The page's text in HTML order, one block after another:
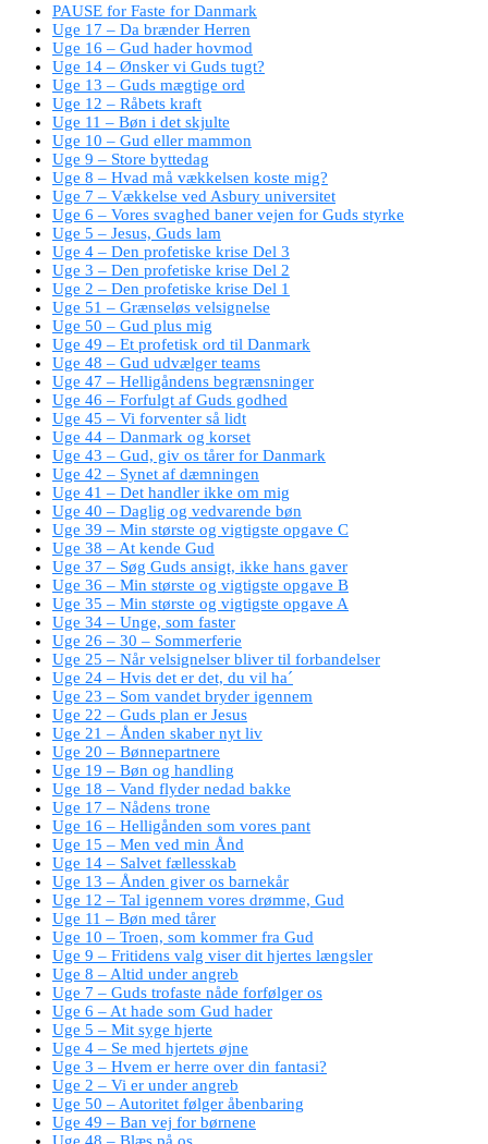
PAUSE for Faste for Danmark
Uge 17 – Da brænder Herren
Uge 16 – Gud hader hovmod
Uge 14 – Ønsker vi Guds tugt?
Uge 13 – Guds mægtige ord
Uge 12 – Råbets kraft
Uge 11 – Bøn i det skjulte
Uge 10 – Gud eller mammon
Uge 9 – Store byttedag
Uge 8 – Hvad må vækkelsen koste mig?
Uge 7 – Vækkelse ved Asbury universitet
Uge 6 – Vores svaghed baner vejen for Guds styrke
Uge 5 – Jesus, Guds lam
Uge 4 – Den profetiske krise Del 3
Uge 3 – Den profetiske krise Del 2
Uge 2 – Den profetiske krise Del 1
Uge 51 – Grænseløs velsignelse
Uge 50 – Gud plus mig
Uge 49 – Et profetisk ord til Danmark
Uge 48 – Gud udvælger teams
Uge 47 – Helligåndens begrænsninger
Uge 46 – Forfulgt af Guds godhed
Uge 45 – Vi forventer så lidt
Uge 44 – Danmark og korset
Uge 43 – Gud, giv os tårer for Danmark
Uge 42 – Synet af dæmningen
Uge 41 – Det handler ikke om mig
Uge 40 – Daglig og vedvarende bøn
Uge 39 – Min største og vigtigste opgave C
Uge 38 – At kende Gud
Uge 37 – Søg Guds ansigt, ikke hans gaver
Uge 36 – Min største og vigtigste opgave B
Uge 35 – Min største og vigtigste opgave A
Uge 34 – Unge, som faster
Uge 26 – 30 – Sommerferie
Uge 25 – Når velsignelser bliver til forbandelser
Uge 24 – Hvis det er det, du vil ha´
Uge 23 – Som vandet bryder igennem
Uge 22 – Guds plan er Jesus
Uge 21 – Ånden skaber nyt liv
Uge 20 – Bønnepartnere
Uge 19 – Bøn og handling
Uge 18 – Vand flyder nedad bakke
Uge 17 – Nådens trone
Uge 16 – Helligånden som vores pant
Uge 15 – Men ved min Ånd
Uge 14 – Salvet fællesskab
Uge 13 – Ånden giver os barnekår
Uge 12 – Tal igennem vores drømme, Gud
Uge 11 – Bøn med tårer
Uge 10 – Troen, som kommer fra Gud
Uge 9 – Fritidens valg viser dit hjertes længsler
Uge 8 – Altid under angreb
Uge 7 – Guds trofaste nåde forfølger os
Uge 6 – At hade som Gud hader
Uge 5 – Mit syge hjerte
Uge 4 – Se med hjertets øjne
Uge 3 – Hvem er herre over din fantasi?
Uge 2 – Vi er under angreb
Uge 50 – Autoritet følger åbenbaring
Uge 49 – Ban vej for børnene
Uge 48 – Blæs på os